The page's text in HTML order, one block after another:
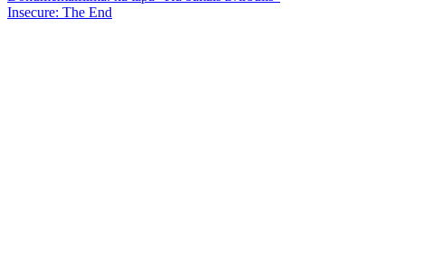
Insecure: The End